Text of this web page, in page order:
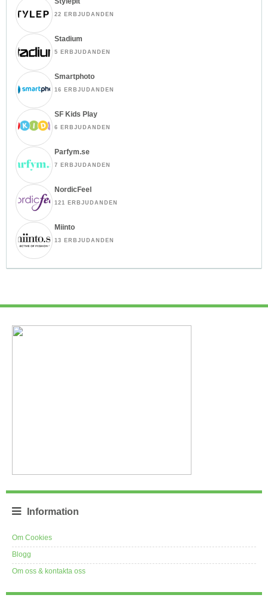
22 ERBJUDANDEN
Stadium
5 ERBJUDANDEN
Smartphoto
16 ERBJUDANDEN
SF Kids Play
6 ERBJUDANDEN
Parfym.se
7 ERBJUDANDEN
NordicFeel
121 ERBJUDANDEN
Miinto
13 ERBJUDANDEN
Information
Om Cookies
Blogg
Om oss & kontakta oss